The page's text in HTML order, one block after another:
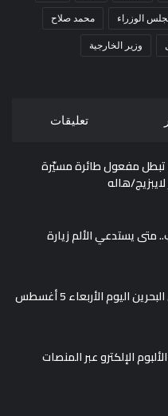
الوزراء محمد صلاح
وزير الخارجية
تعليقات
تبطل مفعول طائرة مسيّرة
هاله
متى يستدعي الألم زيارة
أسعار الذهب في البحرين اليوم الأربعاء 5 أغسطس
الإلكترو عبر المنصات